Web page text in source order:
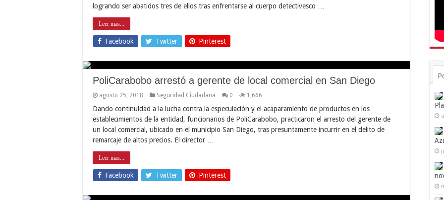
logrando ser abatidos tres de ellos tras enfrentarse al cuerpo detectivesco …
Leer mas...
Facebook Twitter Pinterest
PoliCarabobo arrestó a gerente de local comercial en San Diego
agosto 25, 2018 Seguridad Ciudadana 0 1,666
Dando continuidad a la lucha contra la especulación y el acaparamiento de productos en los
establecimientos de la entidad, funcionarios de PoliCarabobo, practicaron el arresto del gerente de
un local comercial, ubicado en el municipio San Diego, tras presuntamente incurrir en el delito de
remarcaje de altos precios. El director …
Leer mas...
Facebook Twitter Pinterest